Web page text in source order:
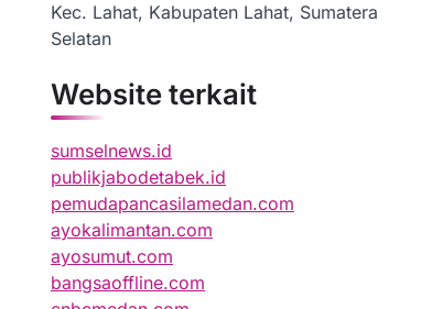
Kec. Lahat, Kabupaten Lahat, Sumatera
Selatan
Website terkait
sumselnews.id
publikjabodetabek.id
pemudapancasilamedan.com
ayokalimantan.com
ayosumut.com
bangsaoffline.com